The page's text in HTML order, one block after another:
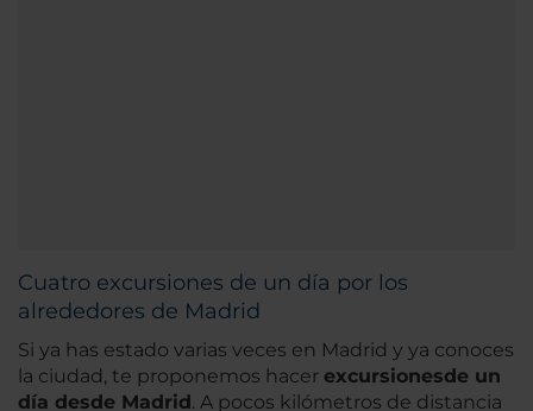
Cuatro excursiones de un día por los
alrededores de Madrid
Si ya has estado varias veces en Madrid y ya conoces
la ciudad, te proponemos hacer excursionesde un
día desde Madrid. A pocos kilómetros de distancia